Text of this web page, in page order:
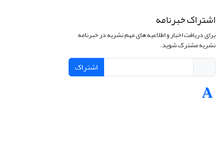
اشتراک خبرنامه
برای دریافت اخبار و اطلاعیه های مهم نشریه در خبرنامه
نشریه مشترک شوید.
اشتراک